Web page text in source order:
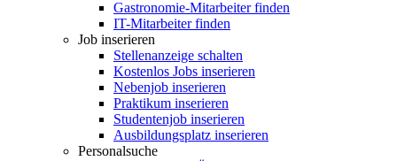
Gastronomie-Mitarbeiter finden
IT-Mitarbeiter finden
Job inserieren
Stellenanzeige schalten
Kostenlos Jobs inserieren
Nebenjob inserieren
Praktikum inserieren
Studentenjob inserieren
Ausbildungsplatz inserieren
Personalsuche